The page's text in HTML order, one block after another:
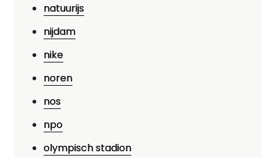
natuurijs
nijdam
nike
noren
nos
npo
olympisch stadion